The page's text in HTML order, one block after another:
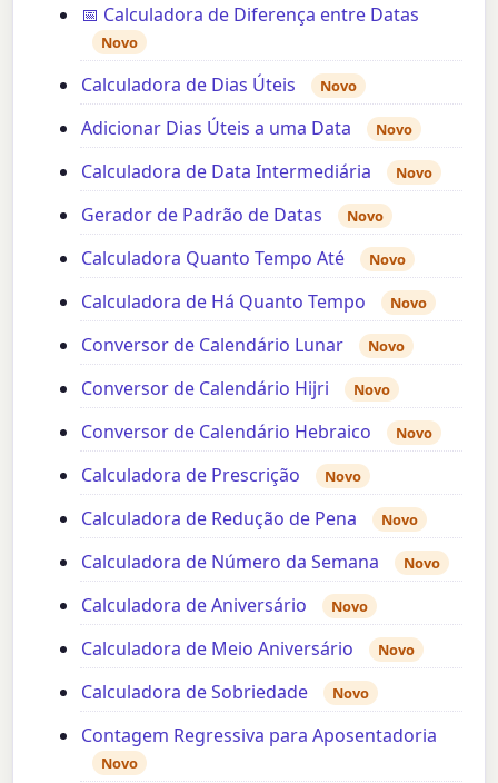
📅 Calculadora de Diferença entre Datas
Novo
Calculadora de Dias Úteis Novo
Adicionar Dias Úteis a uma Data Novo
Calculadora de Data Intermediária Novo
Gerador de Padrão de Datas Novo
Calculadora Quanto Tempo Até Novo
Calculadora de Há Quanto Tempo Novo
Conversor de Calendário Lunar Novo
Conversor de Calendário Hijri Novo
Conversor de Calendário Hebraico Novo
Calculadora de Prescrição Novo
Calculadora de Redução de Pena Novo
Calculadora de Número da Semana Novo
Calculadora de Aniversário Novo
Calculadora de Meio Aniversário Novo
Calculadora de Sobriedade Novo
Contagem Regressiva para Aposentadoria
Novo